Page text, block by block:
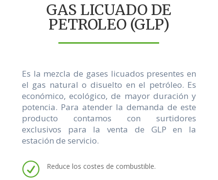
GAS LICUADO DE
PETROLEO (GLP)
Es la mezcla de gases licuados presentes en
el gas natural o disuelto en el petróleo. Es
económico, ecológico, de mayor duración y
potencia. Para atender la demanda de este
producto contamos con surtidores
exclusivos para la venta de GLP en la
estación de servicio.
R Reduce los costes de combustible.